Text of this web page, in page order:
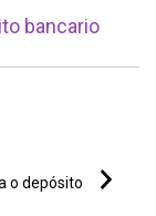
bancario
o depósito